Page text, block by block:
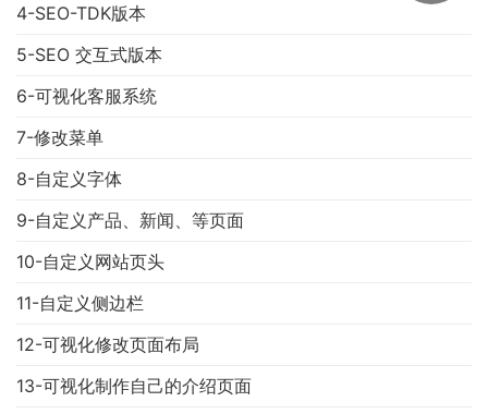
4-SEO-TDK版本
5-SEO 交互式版本
6-可视化客服系统
7-修改菜单
8-自定义字体
9-自定义产品、新闻、等页面
10-自定义网站页头
11-自定义侧边栏
12-可视化修改页面布局
13-可视化制作自己的介绍页面